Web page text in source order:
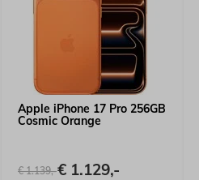
Apple iPhone 17 Pro 256GB
Cosmic Orange
€ 1.139,-€ 1.129,-